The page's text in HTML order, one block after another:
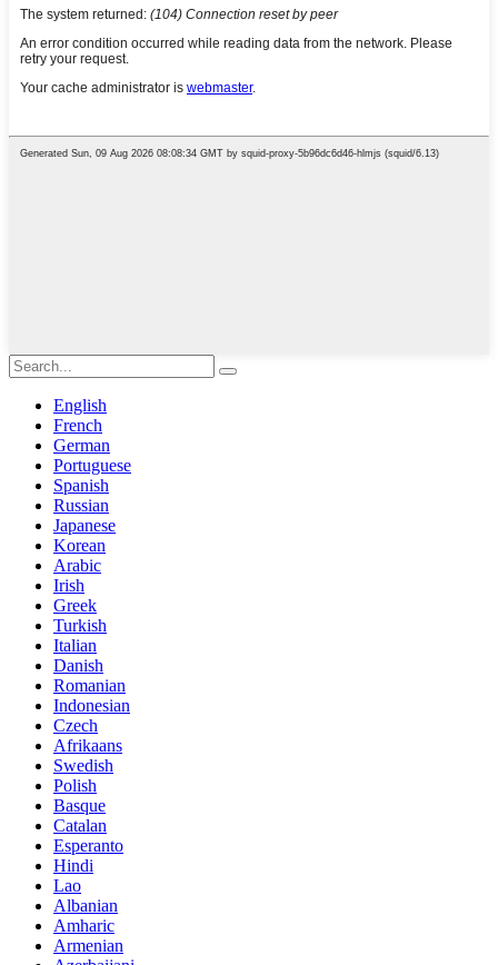
English
French
German
Portuguese
Spanish
Russian
Japanese
Korean
Arabic
Irish
Greek
Turkish
Italian
Danish
Romanian
Indonesian
Czech
Afrikaans
Swedish
Polish
Basque
Catalan
Esperanto
Hindi
Lao
Albanian
Amharic
Armenian